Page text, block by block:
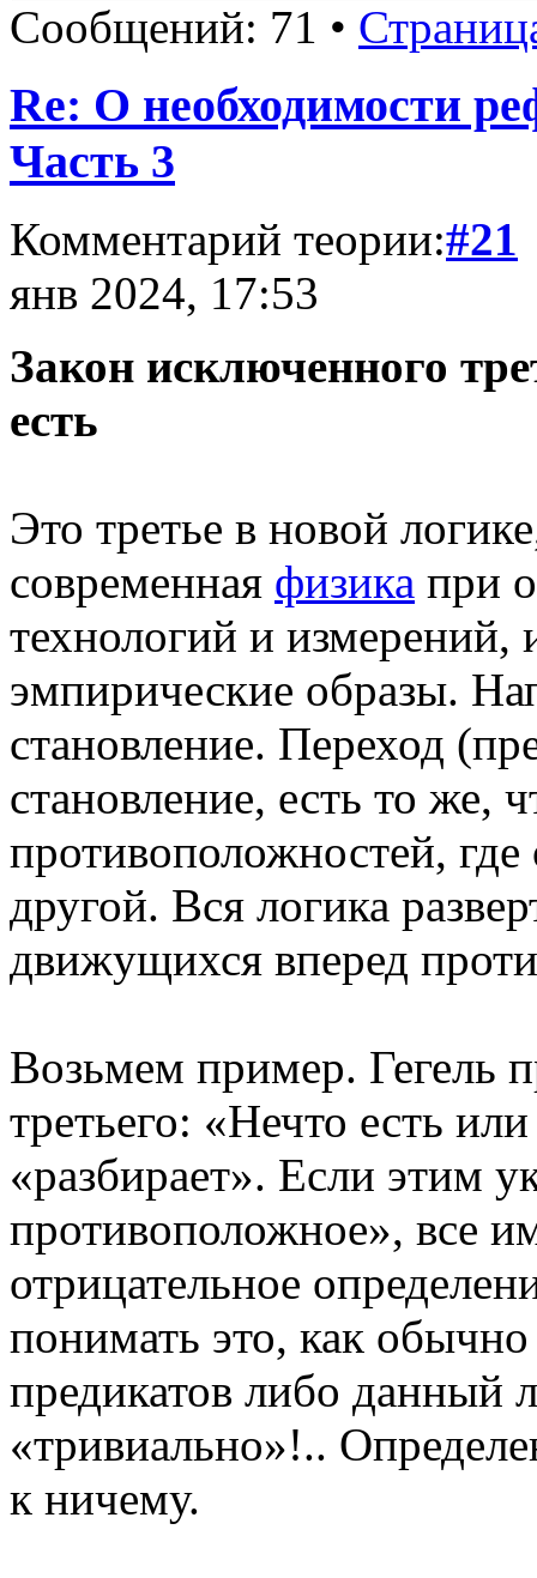
Сообщений: 71 •
Re: О необходимости
Часть 3
Комментарий теории:#21
янв 2024, 17:53
Закон исключенного
есть
Это третье в новой
современная физика при
технологий и измерений,
эмпирические образы.
становление. Переход
становление, есть то же,
противоположностей,
другой. Вся логика
движущихся вперед
Возьмем пример. Гегель
третьего: «Нечто есть
«разбирает». Если этим
противоположное», все
отрицательное
понимать это, как
предикатов либо данный
«тривиально»!..
к ничему.